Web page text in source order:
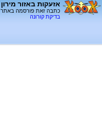
אזעקות באזור מירון
כתבה זאת פורסמה באתר ynet בתאריך 12-4-26 בשעה 14:08,
בדיקת קורונה